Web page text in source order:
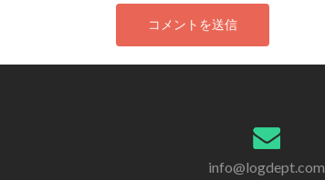
info@logdept.com